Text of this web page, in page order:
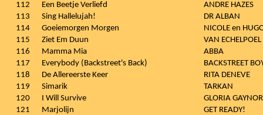
112
Een Beetje Verliefd
ANDRE HAZES
113
Sing Hallelujah!
DR ALBAN
114
Goeiemorgen Morgen
NICOLE en
115
Ziet Em Duun
VAN ECHELPOEL
116
Mamma Mia
ABBA
117
Everybody (Backstreet's Back)
BACKSTREET
118
De Allereerste Keer
RITA DENEVE
119
Simarik
TARKAN
120
I Will Survive
GLORIA GAYNOR
121
Marjolijn
GET READY!